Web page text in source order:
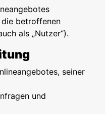
betroffenen
als „Nutzer“).
seiner
und